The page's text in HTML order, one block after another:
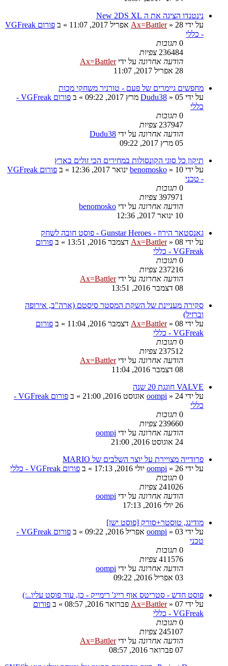
נינטנדו הציגה את ה New 2DS XL
על ידי
Ax=Battler» 28 אפריל 2017, 11:07 » ב
פורום VGFreak
- כללי
0 תגובות
236484 צפיות
הודעה אחרונה על ידיAx=Battler
28 אפריל 2017, 11:07
מחפשים גיימרים של פעם - טורניר משחקי מכות
על ידי
Dudu38 » 05 מרץ 2017, 09:22 » ב
פורום VGFreak -
כללי
0 תגובות
237947 צפיות
הודעה אחרונה על ידי Dudu38
05 מרץ 2017, 09:22
תיקון כל סוגי הקונסולות במחירים הכי זולים בארץ
על ידי
benomosko » 10 ינואר 2017, 12:36 » ב
פורום VGFreak
- טכני
0 תגובות
397971 צפיות
הודעה אחרונה על ידי benomosko
10 ינואר 2017, 12:36
גאנסטאר הירוז - Gunstar Heroes - פוסט חובה לשחק
על ידי
Ax=Battler» 08 דצמבר 2016, 13:51 » ב פורום
VGFreak - כללי
0 תגובות
237216 צפיות
הודעה אחרונה על ידיAx=Battler
08 דצמבר 2016, 13:51
סקירה מעניינת של השקת המסטר סיסטם (ארה"ב, אירופה
וברזיל)
על ידי
Ax=Battler» 08 דצמבר 2016, 11:04 » ב פורום
VGFreak - כללי
0 תגובות
237512 צפיות
הודעה אחרונה על ידיAx=Battler
08 דצמבר 2016, 11:04
VALVE חוגגת 20 שנה
על ידי
oompi » 24 אוגוסט 2016, 21:00 » ב
פורום VGFreak -
כללי
0 תגובות
239660 צפיות
הודעה אחרונה על ידי oompi
24 אוגוסט 2016, 21:00
פרודייה מצויירת על יוצר השלבים של MARIO
על ידי
oompi » 26 יולי 2016, 17:13 » ב פורום VGFreak - כללי
0 תגובות
241026 צפיות
הודעה אחרונה על ידי oompi
26 יולי 2016, 17:13
מודינג, טוסטר+סורק [פוסט ישן]
על ידי
oompi » 03 אפריל 2016, 09:22 » ב
פורום VGFreak -
טכני
0 תגובות
411576 צפיות
הודעה אחרונה על ידי oompi
03 אפריל 2016, 09:22
פוסט חדש - סטריטס אוף רייג' רימייק - כן, עוד פוסט עליו..:)
על ידי
Ax=Battler» 07 פברואר 2016, 08:57 » ב פורום
VGFreak - כללי
0 תגובות
245107 צפיות
הודעה אחרונה על ידיAx=Battler
07 פברואר 2016, 08:57